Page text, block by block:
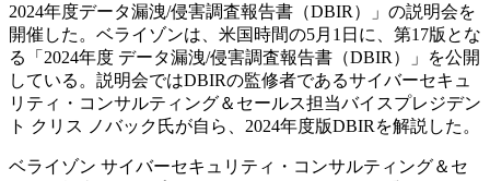
2024年度データ漏洩/侵害調査報告書（DBIR）」の説明会を
開催した。ベライゾンは、米国時間の5月1日に、第17版とな
る「2024年度 データ漏洩/侵害調査報告書（DBIR）」を公開
している。説明会ではDBIRの監修者であるサイバーセキュ
リティ・コンサルティング＆セールス担当バイスプレジデン
ト クリス ノバック氏が自ら、2024年度版DBIRを解説した。
ベライゾン サイバーセキュリティ・コンサルティング＆セ